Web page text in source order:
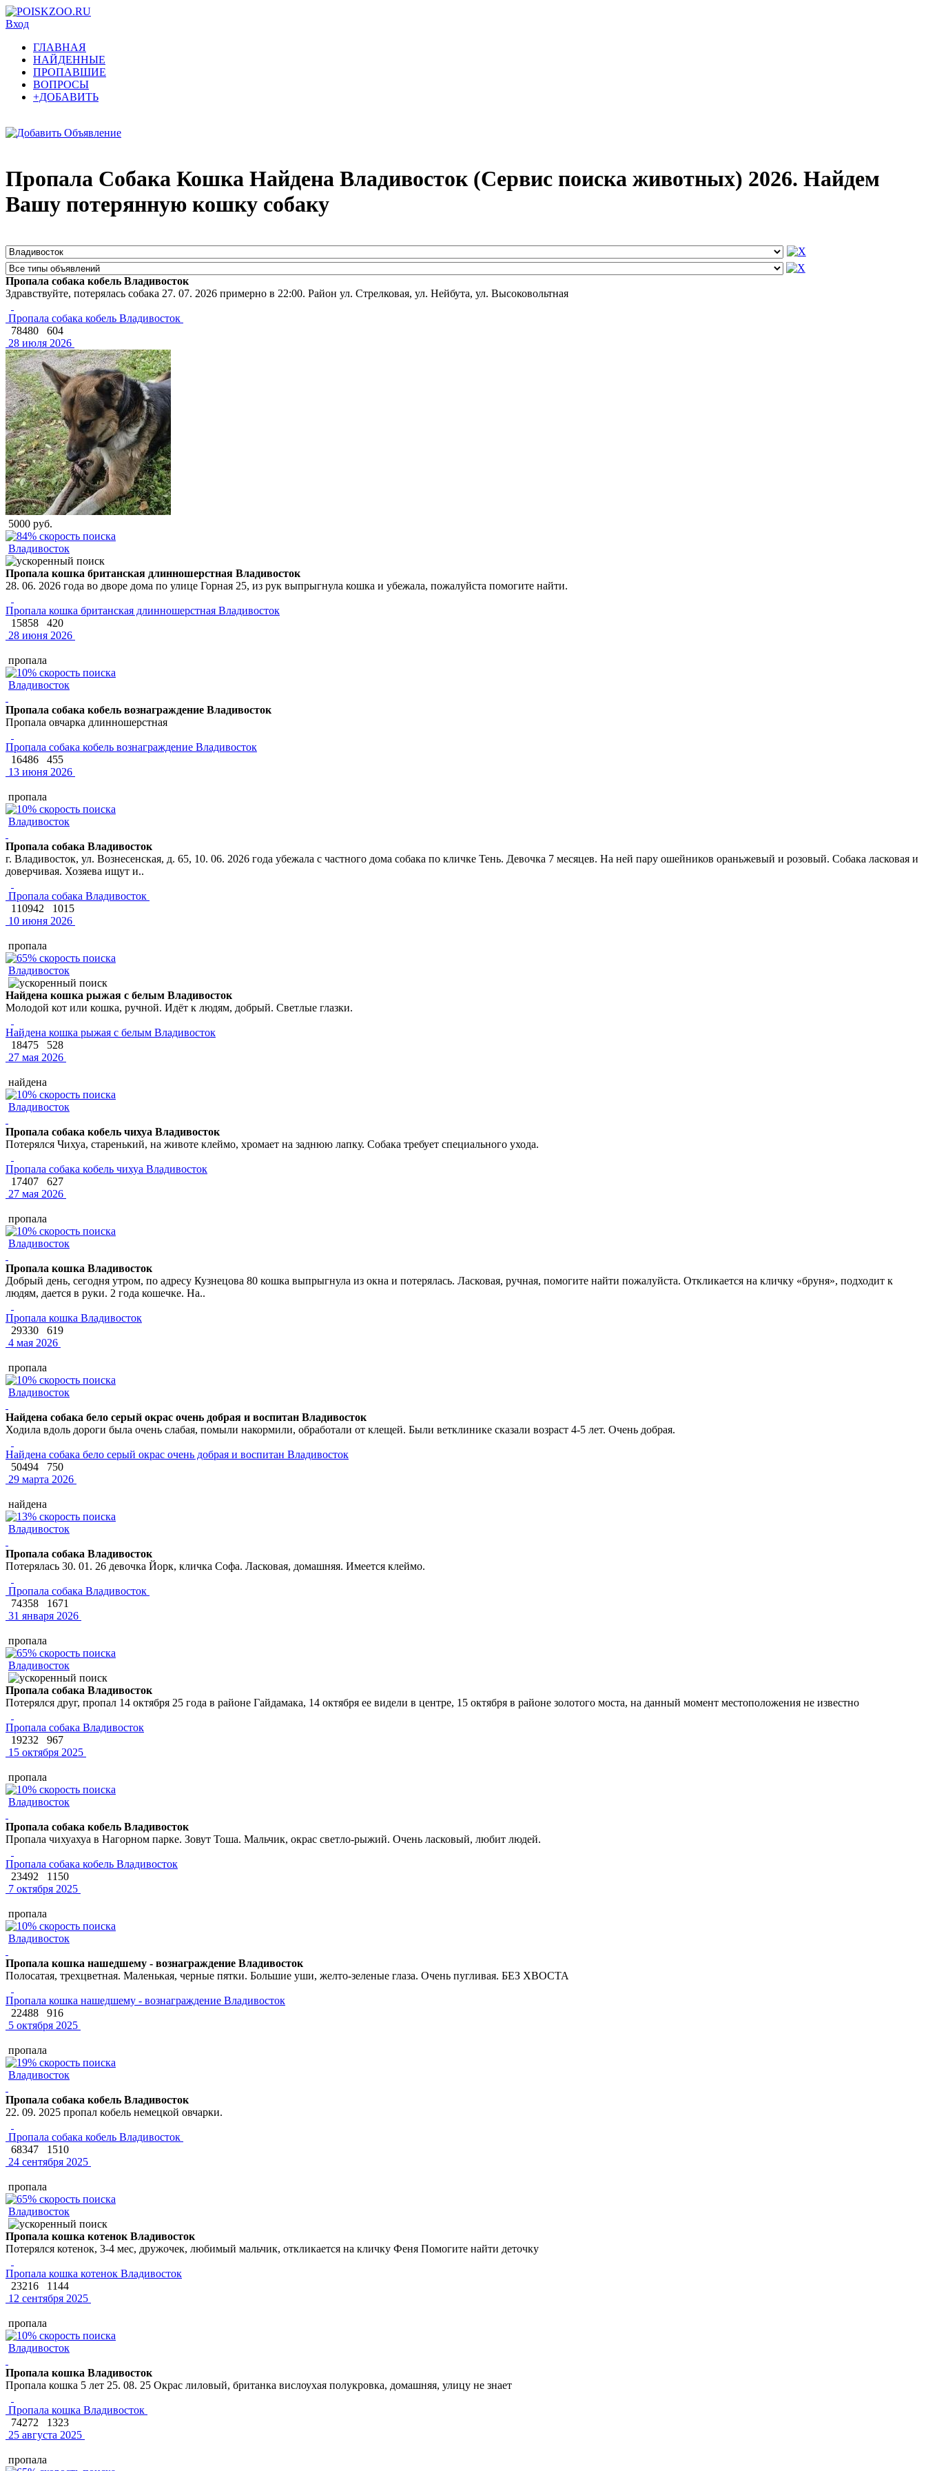
Вход
ГЛАВНАЯ
НАЙДЕННЫЕ
ПРОПАВШИЕ
ВОПРОСЫ
+ДОБАВИТЬ
Пропала Собака Кошка Найдена Владивосток (Сервис поиска животных) 2026. Найдем
Вашу потерянную кошку собаку
Пропала собака кобель Владивосток
Здравствуйте, потерялась собака 27. 07. 2026 примерно в 22:00. Район ул. Стрелковая, ул. Нейбута, ул. Высоковольтная
Пропала собака кобель Владивосток
78480
604
28 июля 2026
5000 руб.
Владивосток
Пропала кошка британская длинношерстная Владивосток
28. 06. 2026 года во дворе дома по улице Горная 25, из рук выпрыгнула кошка и убежала, пожалуйста помогите найти.
Пропала кошка британская длинношерстная Владивосток
15858
420
28 июня 2026
пропала
Владивосток
Пропала собака кобель вознаграждение Владивосток
Пропала овчарка длинношерстная
Пропала собака кобель вознаграждение Владивосток
16486
455
13 июня 2026
пропала
Владивосток
Пропала собака Владивосток
г. Владивосток, ул. Вознесенская, д. 65, 10. 06. 2026 года убежала с частного дома собака по кличке Тень. Девочка 7 месяцев. На ней пару ошейников ораньжевый и розовый. Собака ласковая и
доверчивая. Хозяева ищут и..
Пропала собака Владивосток
110942
1015
10 июня 2026
пропала
Владивосток
Найдена кошка рыжая с белым Владивосток
Молодой кот или кошка, ручной. Идёт к людям, добрый. Светлые глазки.
Найдена кошка рыжая с белым Владивосток
18475
528
27 мая 2026
найдена
Владивосток
Пропала собака кобель чихуа Владивосток
Потерялся Чихуа, старенький, на животе клеймо, хромает на заднюю лапку. Собака требует специального ухода.
Пропала собака кобель чихуа Владивосток
17407
627
27 мая 2026
пропала
Владивосток
Пропала кошка Владивосток
Добрый день, сегодня утром, по адресу Кузнецова 80 кошка выпрыгнула из окна и потерялась. Ласковая, ручная, помогите найти пожалуйста. Откликается на кличку «бруня», подходит к
людям, дается в руки. 2 года кошечке. На..
Пропала кошка Владивосток
29330
619
4 мая 2026
пропала
Владивосток
Найдена собака бело серый окрас очень добрая и воспитан Владивосток
Ходила вдоль дороги была очень слабая, помыли накормили, обработали от клещей. Были ветклинике сказали возраст 4-5 лет. Очень добрая.
Найдена собака бело серый окрас очень добрая и воспитан Владивосток
50494
750
29 марта 2026
найдена
Владивосток
Пропала собака Владивосток
Потерялась 30. 01. 26 девочка Йорк, кличка Софа. Ласковая, домашняя. Имеется клеймо.
Пропала собака Владивосток
74358
1671
31 января 2026
пропала
Владивосток
Пропала собака Владивосток
Потерялся друг, пропал 14 октября 25 года в районе Гайдамака, 14 октября ее видели в центре, 15 октября в районе золотого моста, на данный момент местоположения не известно
Пропала собака Владивосток
19232
967
15 октября 2025
пропала
Владивосток
Пропала собака кобель Владивосток
Пропала чихуахуа в Нагорном парке. Зовут Тоша. Мальчик, окрас светло-рыжий. Очень ласковый, любит людей.
Пропала собака кобель Владивосток
23492
1150
7 октября 2025
пропала
Владивосток
Пропала кошка нашедшему - вознаграждение Владивосток
Полосатая, трехцветная. Маленькая, черные пятки. Большие уши, желто-зеленые глаза. Очень пугливая. БЕЗ ХВОСТА
Пропала кошка нашедшему - вознаграждение Владивосток
22488
916
5 октября 2025
пропала
Владивосток
Пропала собака кобель Владивосток
22. 09. 2025 пропал кобель немецкой овчарки.
Пропала собака кобель Владивосток
68347
1510
24 сентября 2025
пропала
Владивосток
Пропала кошка котенок Владивосток
Потерялся котенок, 3-4 мес, дружочек, любимый мальчик, откликается на кличку Феня Помогите найти деточку
Пропала кошка котенок Владивосток
23216
1144
12 сентября 2025
пропала
Владивосток
Пропала кошка Владивосток
Пропала кошка 5 лет 25. 08. 25 Окрас лиловый, британка вислоухая полукровка, домашняя, улицу не знает
Пропала кошка Владивосток
74272
1323
25 августа 2025
пропала